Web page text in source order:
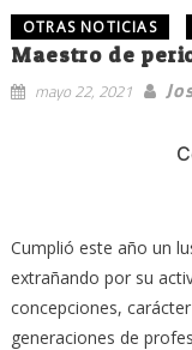
OTRAS NOTICIAS
Maestro de
mayo 22, 2021
Cumplió este año un
extrañando por su
concepciones,
generaciones de